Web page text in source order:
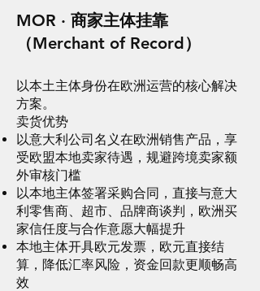
MOR · 商家主体挂靠
（Merchant of Record）
以本土主体身份在欧洲运营的核心解决
方案。
卖货优势
以意大利公司名义在欧洲销售产品，享
受欧盟本地卖家待遇，规避跨境卖家额
外审核门槛
以本地主体签署采购合同，直接与意大
利零售商、超市、品牌商谈判，欧洲买
家信任度与合作意愿大幅提升
本地主体开具欧元发票，欧元直接结
算，降低汇率风险，资金回款更顺畅高
效